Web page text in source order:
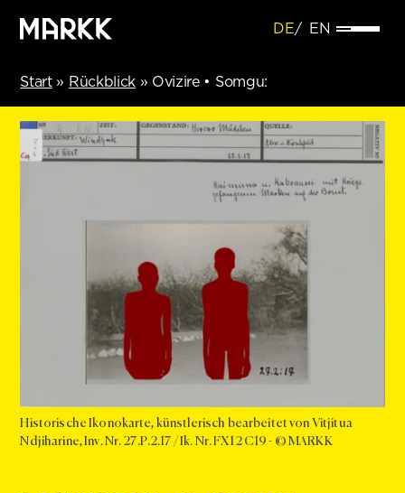
DE EN
Start» Rückblick» Ovizire • Somgu:
Historische Ikonokarte, künstlerisch bearbeitet von Vitjitua
Ndjiharine, Inv. Nr. 27.P.2.17 / Ik. Nr. FX12 C19 - © MARKK